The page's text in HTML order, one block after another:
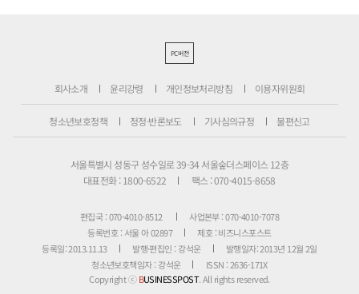
PC버전
회사소개 윤리강령 개인정보처리방침 이용자위원회
청소년보호정책 정정·반론보도 기사심의규정 불편신고
서울특별시 성동구 성수일로 39-34 서울숲더스페이스 12층
대표전화 : 1800-6522
팩스 : 070-4015-8658
편집국 : 070-4010-8512
사업본부 : 070-4010-7078
등록번호 : 서울 아 02897
제호 : 비즈니스포스트
등록일: 2013.11.13
발행·편집인 : 강석운
발행일자: 2013년 12월 2일
청소년보호책임자 : 강석운
ISSN : 2636-171X
Copyright ⓒBUSINESSPOST. All rights reserved.